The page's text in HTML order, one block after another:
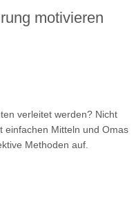
motivieren
verleitet werden? Nicht
einfachen Mitteln und Omas
Methoden auf.